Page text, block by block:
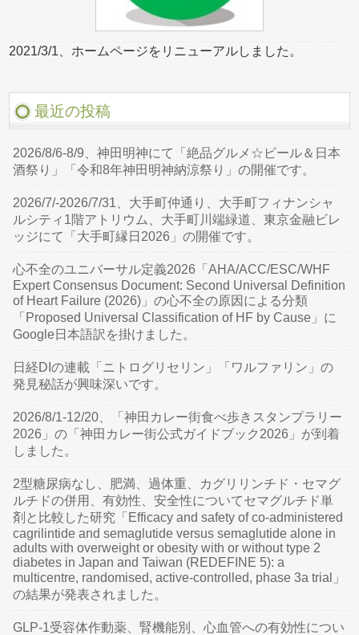
2021/3/1、ホームページをリニューアルしました。
最近の投稿
2026/8/6-8/9、神田明神にて「絶品グルメ☆ビール＆日本
酒祭り」「令和8年神田明神納涼祭り」の開催です。
2026/7/-2026/7/31、大手町仲通り、大手町フィナンシャ
ルシティ1階アトリウム、大手町川端緑道、東京金融ビレ
ッジにて「大手町縁日2026」の開催です。
心不全のユニバーサル定義2026「AHA/ACC/ESC/WHF
Expert Consensus Document: Second Universal Definition
of Heart Failure (2026)」の心不全の原因による分類
「Proposed Universal Classification of HF by Cause」に
Google日本語訳を掛けました。
日経DIの連載「ニトログリセリン」「ワルファリン」の
発見秘話が興味深いです。
2026/8/1-12/20、「神田カレー街食べ歩きスタンプラリー
2026」の「神田カレー街公式ガイドブック2026」が到着
しました。
2型糖尿病なし、肥満、過体重、カグリリンチド・セマグ
ルチドの併用、有効性、安全性についてセマグルチド単
剤と比較した研究「Efficacy and safety of co-administered
cagrilintide and semaglutide versus semaglutide alone in
adults with overweight or obesity with or without type 2
diabetes in Japan and Taiwan (REDEFINE 5): a
multicentre, randomised, active-controlled, phase 3a trial」
の結果が発表されました。
GLP-1受容体作動薬、腎機能別、心血管への有効性につい